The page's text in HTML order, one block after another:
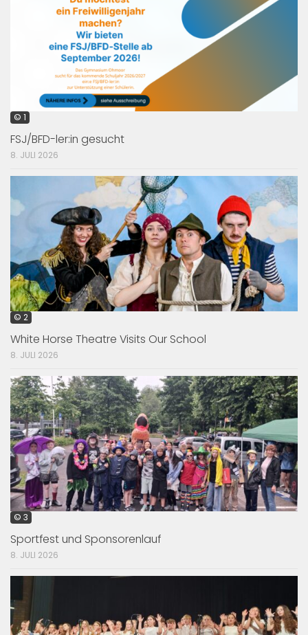
© 1
FSJ/BFD-ler:in gesucht
8. JULI 2026
© 2
White Horse Theatre Visits Our School
8. JULI 2026
© 3
Sportfest und Sponsorenlauf
8. JULI 2026